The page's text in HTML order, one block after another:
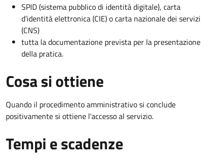
SPID (sistema pubblico di identità digitale), carta
d’identità elettronica (CIE) o carta nazionale dei servizi
(CNS)
tutta la documentazione prevista per la presentazione
della pratica.
Cosa si ottiene
Quando il procedimento amministrativo si conclude
positivamente si ottiene l'accesso al servizio.
Tempi e scadenze